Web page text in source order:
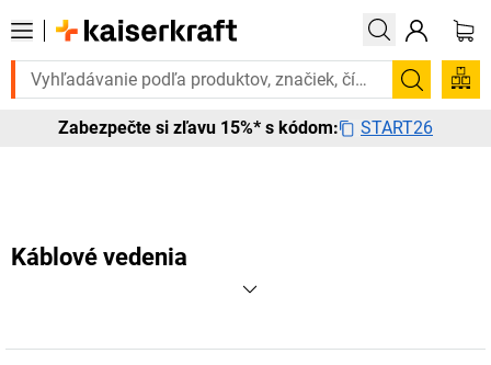
Potrebujete to urgentne? Vybrané bestsellery doručíme do
Zabezpečte si zľavu 15%* s kódom: START26
Káblové vedenia